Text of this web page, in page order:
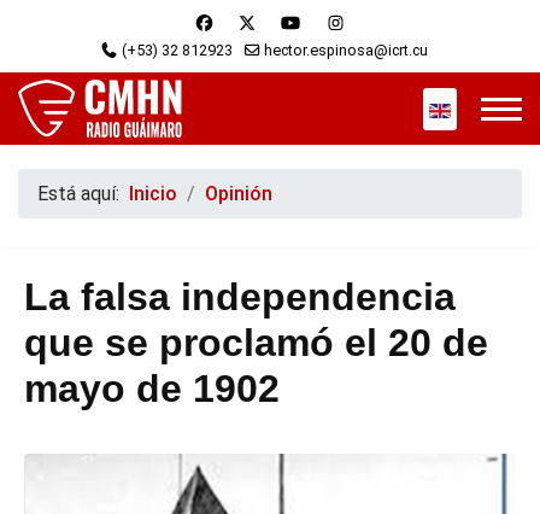
(+53) 32 812923 hector.espinosa@icrt.cu
Seleccione
Está aquí: Inicio Opinión
La falsa independencia
que se proclamó el 20 de
mayo de 1902